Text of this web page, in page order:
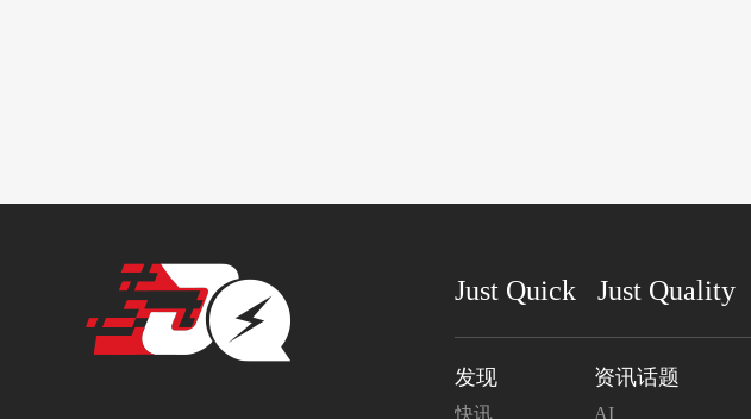
Just Quick Just Quality
发现
快讯
资讯话题
AI